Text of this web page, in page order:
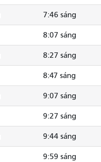
7:46 sáng
8:07 sáng
8:27 sáng
8:47 sáng
9:07 sáng
9:27 sáng
9:44 sáng
9:59 sáng